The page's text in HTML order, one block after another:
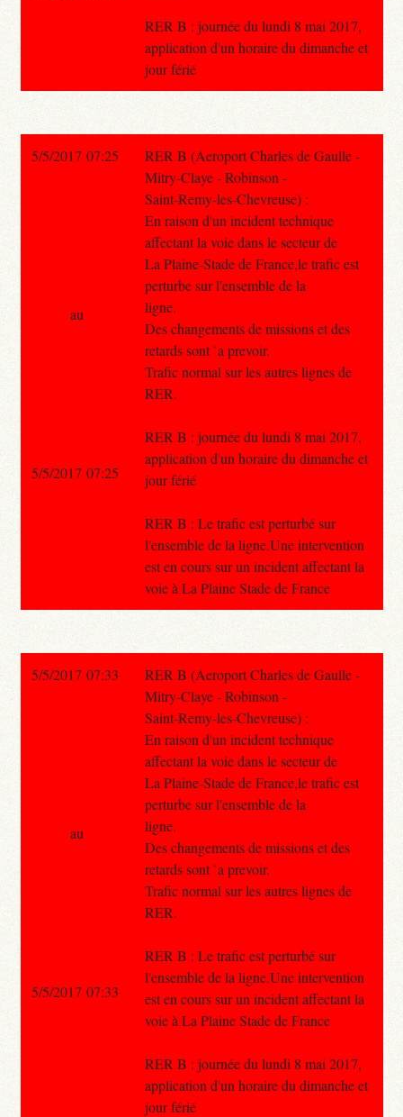
RER B : journée du lundi 8 mai 2017,
application d'un horaire du dimanche et
jour férié
5/5/2017 07:25
RER B (Aeroport Charles de Gaulle -
Mitry-Claye - Robinson -
Saint-Remy-les-Chevreuse) :
En raison d'un incident technique
affectant la voie dans le secteur de
La Plaine-Stade de France,le trafic est
perturbe sur l'ensemble de la
ligne.
Des changements de missions et des
retards sont `a prevoir.
Trafic normal sur les autres lignes de
RER.
RER B : journée du lundi 8 mai 2017,
application d'un horaire du dimanche et
jour férié
RER B : Le trafic est perturbé sur
l'ensemble de la ligne.Une intervention
est en cours sur un incident affectant la
voie à La Plaine Stade de France
au
5/5/2017 07:25
5/5/2017 07:33
RER B (Aeroport Charles de Gaulle -
Mitry-Claye - Robinson -
Saint-Remy-les-Chevreuse) :
En raison d'un incident technique
affectant la voie dans le secteur de
La Plaine-Stade de France,le trafic est
perturbe sur l'ensemble de la
ligne.
Des changements de missions et des
retards sont `a prevoir.
Trafic normal sur les autres lignes de
RER.
RER B : Le trafic est perturbé sur
l'ensemble de la ligne.Une intervention
est en cours sur un incident affectant la
voie à La Plaine Stade de France
RER B : journée du lundi 8 mai 2017,
application d'un horaire du dimanche et
jour férié
au
5/5/2017 07:33